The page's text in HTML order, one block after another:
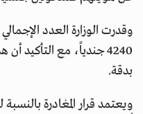
وقدرت الوزارة العدد
4240 جندياً، مع التأكيد
بدقة.
ويعتمد قرار المغادرة بالنسبة